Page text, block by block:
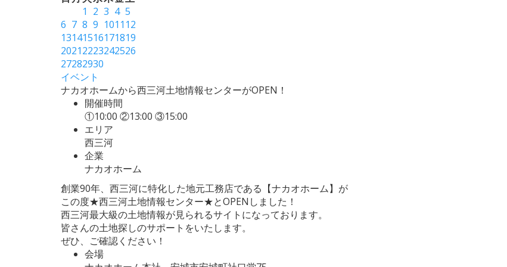
1 2 3 4 5
6 7 8 9 1011 12
13141516171819
20212223242526
27282930
イベント
ナカオホームから西三河土地情報センターがOPEN！
開催時間
①10:00 ②13:00 ③15:00
エリア
西三河
企業
ナカオホーム
創業90年、西三河に特化した地元工務店である【ナカオホーム】が
この度★西三河土地情報センター★とOPENしました！
西三河最大級の土地情報が見られるサイトになっております。
皆さんの土地探しのサポートをいたします。
ぜひ、ご確認ください！
会場